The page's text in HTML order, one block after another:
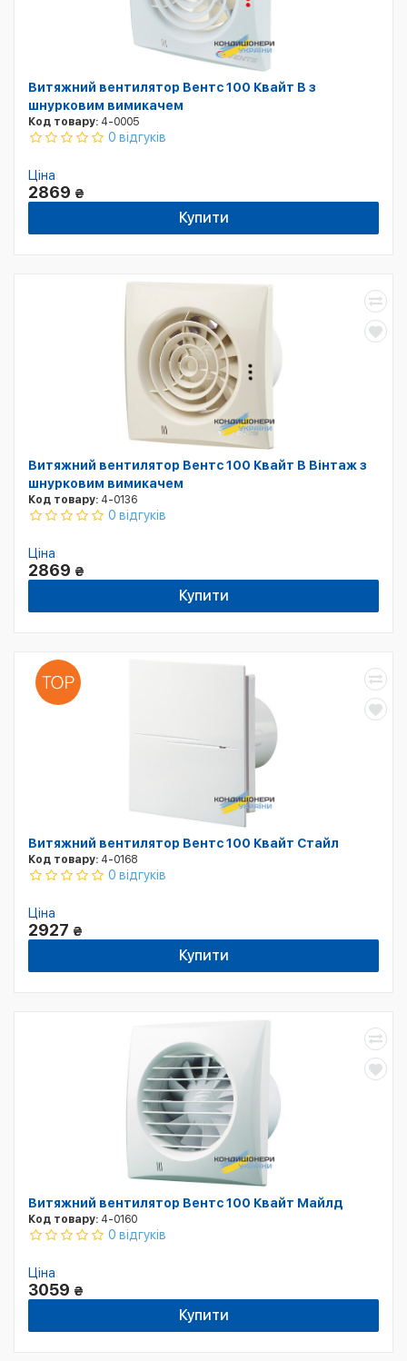
Витяжний вентилятор Вентс 100 Квайт B з
шнурковим вимикачем
Код товару: 4-0005
0 відгуків
Ціна
2869 ₴
Купити
Витяжний вентилятор Вентс 100 Квайт В Вінтаж з
шнурковим вимикачем
Код товару: 4-0136
0 відгуків
Ціна
2869 ₴
Купити
Витяжний вентилятор Вентс 100 Квайт Стайл
Код товару: 4-0168
0 відгуків
Ціна
2927 ₴
Купити
Витяжний вентилятор Вентс 100 Квайт Майлд
Код товару: 4-0160
0 відгуків
Ціна
3059 ₴
Купити